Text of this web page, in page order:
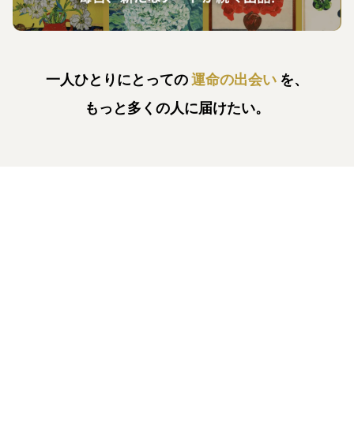
一人ひとりにとっての運命の出会い を、
もっと多くの人に届けたい。